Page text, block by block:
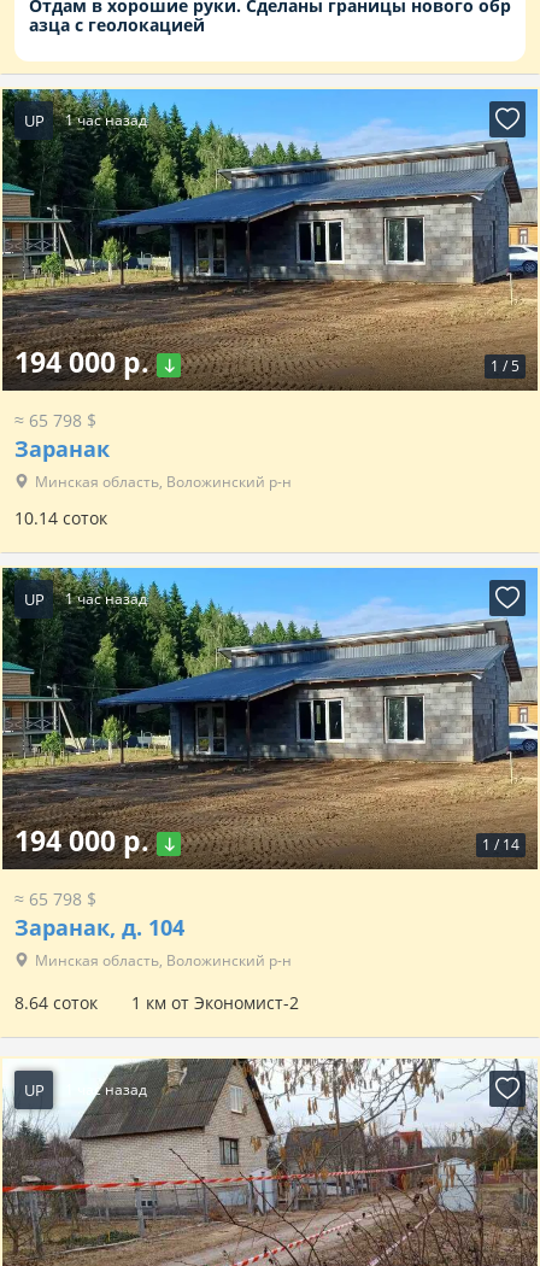
Отдам в хорошие руки. Сделаны границы нового обр
азца с геолокацией
UP 1 час назад
1 /5
194 000 р.
≈ 65 798 $
Заранак
Минская область, Воложинский р-н
10.14 соток
UP 1 час назад
1 / 14
194 000 р.
≈ 65 798 $
Заранак, д. 104
Минская область, Воложинский р-н
8.64 соток 1 км от Экономист-2
UP 1 час назад